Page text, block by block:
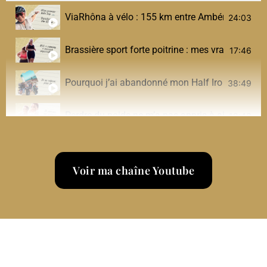
ViaRhôna à vélo : 155 km entre Ambérieu et
24:03
Brassière sport forte poitrine : mes vraies17:46
Pourquoi j’ai abandonné mon Half Ironman (et
38:49
Perdre du poids ne m’a pas appris à aimer
18:43
Voir ma chaîne Youtube